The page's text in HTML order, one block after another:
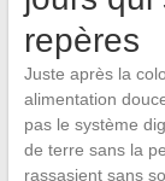
repères
Juste après la
alimentation
pas le système
de terre sans la
rassasient sans